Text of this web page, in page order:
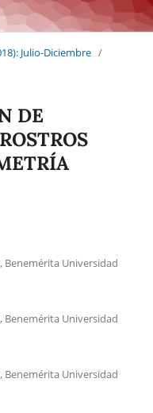
Julio-Diciembre /
DE
Benemérita Universidad
Benemérita Universidad
Benemérita Universidad